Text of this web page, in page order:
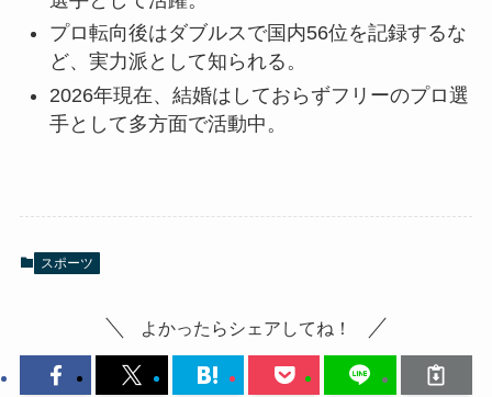
プロ転向後はダブルスで国内56位を記録するな
ど、実力派として知られる。
2026年現在、結婚はしておらずフリーのプロ選
手として多方面で活動中。
スポーツ
よかったらシェアしてね！